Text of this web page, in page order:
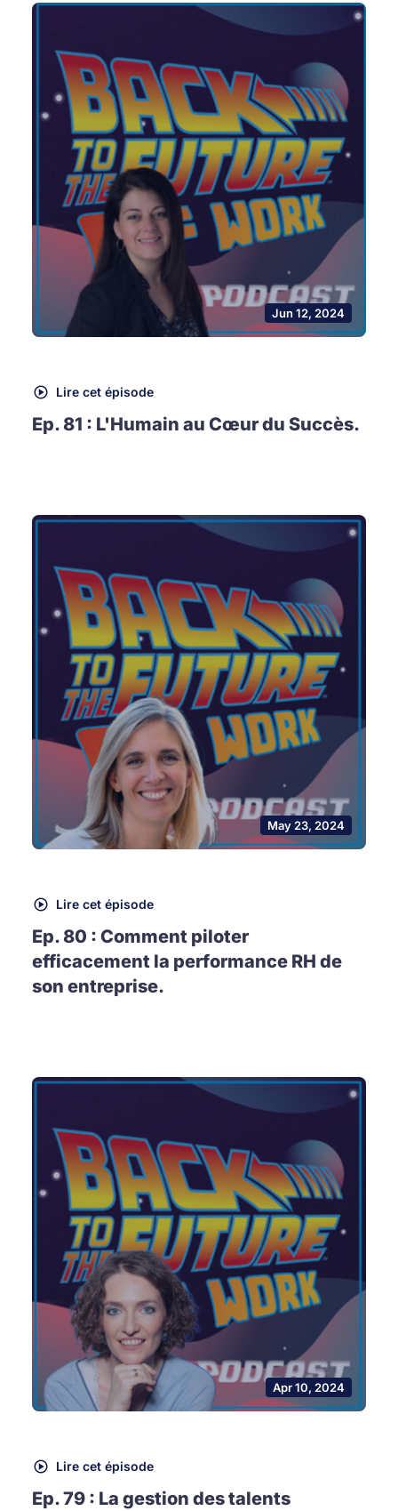
Jun 12, 2024
Lire cet épisode
Ep. 81 : L'Humain au Cœur du Succès.
May 23, 2024
Lire cet épisode
Ep. 80 : Comment piloter
efficacement la performance RH de
son entreprise.
Apr 10, 2024
Lire cet épisode
Ep. 79 : La gestion des talents